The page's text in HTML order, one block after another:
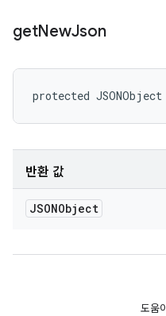
getNewJson
protected
반환 값
JSONObject
도움